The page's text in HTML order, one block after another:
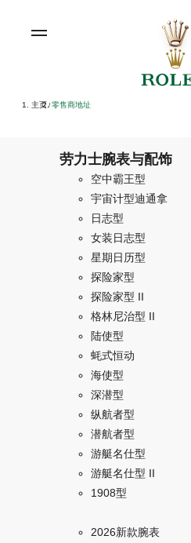
主页/ 零售商地址
劳力士腕表与配饰
空中霸王型
宇宙计型迪通拿
日志型
女装日志型
星期日历型
探险家型
探险家型 II
格林尼治型 II
陆使型
蚝式恒动
海使型
深潜型
纵航者型
潜航者型
游艇名仕型
游艇名仕型 II
1908型
2026新款腕表